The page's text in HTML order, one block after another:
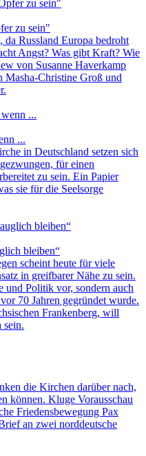
zu sein"
da Russland Europa bedroht
Angst? Was gibt Kraft? Wie
von Susanne Haverkamp
Masha-Christine Groß und
...
in Deutschland setzen sich
für einen
zu sein. Ein Papier
sie für die Seelsorge
bleiben“
scheint heute für viele
in greifbarer Nähe zu sein.
und Politik vor, sondern auch
70 Jahren gegründet wurde.
Frankenberg, will
sein.
die Kirchen darüber nach,
können. Kluge Vorausschau
Friedensbewegung Pax
an zwei norddeutsche